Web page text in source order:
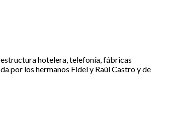
hotelera, telefonía, fábricas
por los hermanos Fidel y Raúl Castro y de